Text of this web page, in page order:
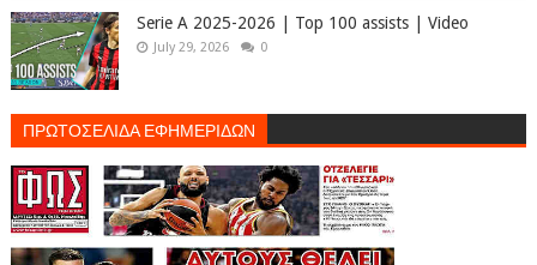
Serie A 2025-2026 | Top 100 assists | Video
July 29, 2026 0
ΠΡΩΤΟΣΕΛΙΔΑ ΕΦΗΜΕΡΙΔΩΝ